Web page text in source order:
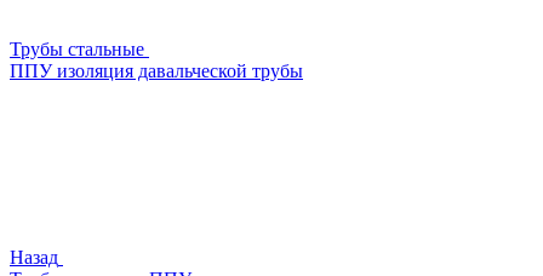
Трубы стальные
ППУ изоляция давальческой трубы
Назад